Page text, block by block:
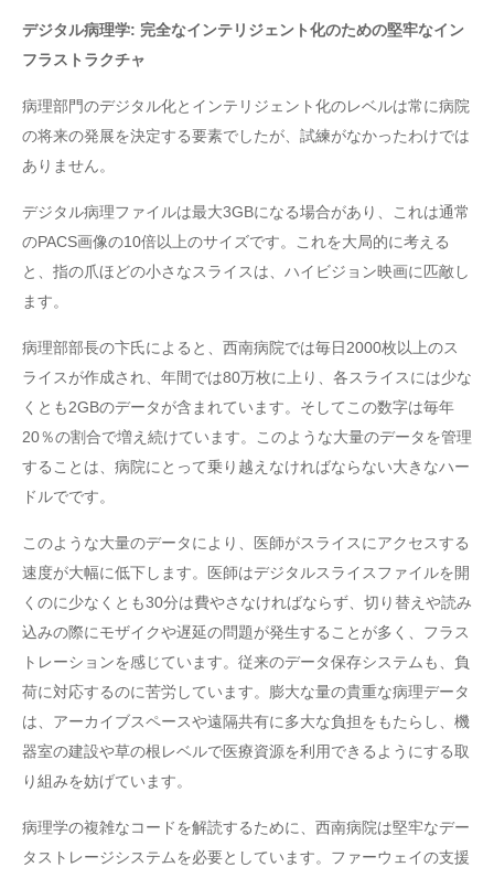
デジタル病理学: 完全なインテリジェント化のための堅牢なイン
フラストラクチャ
病理部門のデジタル化とインテリジェント化のレベルは常に病院
の将来の発展を決定する要素でしたが、試練がなかったわけでは
ありません。
デジタル病理ファイルは最大3GBになる場合があり、これは通常
のPACS画像の10倍以上のサイズです。これを大局的に考える
と、指の爪ほどの小さなスライスは、ハイビジョン映画に匹敵し
ます。
病理部部長の卞氏によると、西南病院では毎日2000枚以上のス
ライスが作成され、年間では80万枚に上り、各スライスには少な
くとも2GBのデータが含まれています。そしてこの数字は毎年
20％の割合で増え続けています。このような大量のデータを管理
することは、病院にとって乗り越えなければならない大きなハー
ドルでです。
このような大量のデータにより、医師がスライスにアクセスする
速度が大幅に低下します。医師はデジタルスライスファイルを開
くのに少なくとも30分は費やさなければならず、切り替えや読み
込みの際にモザイクや遅延の問題が発生することが多く、フラス
トレーションを感じています。従来のデータ保存システムも、負
荷に対応するのに苦労しています。膨大な量の貴重な病理データ
は、アーカイブスペースや遠隔共有に多大な負担をもたらし、機
器室の建設や草の根レベルで医療資源を利用できるようにする取
り組みを妨げています。
病理学の複雑なコードを解読するために、西南病院は堅牢なデー
タストレージシステムを必要としています。ファーウェイの支援